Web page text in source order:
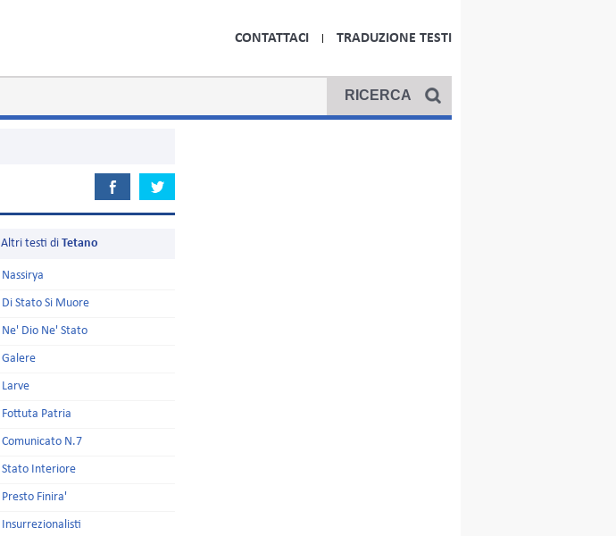
CONTATTACI TRADUZIONE TESTI
Altri testi di Tetano
Nassirya
Di Stato Si Muore
Ne' Dio Ne' Stato
Galere
Larve
Fottuta Patria
Comunicato N.7
Stato Interiore
Presto Finira'
Insurrezionalisti